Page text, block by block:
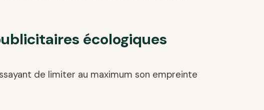
écologiques
de limiter au maximum son empreinte